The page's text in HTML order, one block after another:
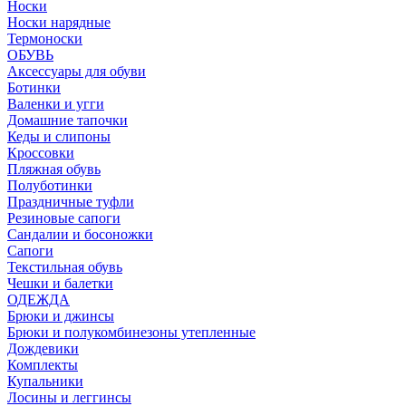
Носки
Носки нарядные
Термоноски
ОБУВЬ
Аксессуары для обуви
Ботинки
Валенки и угги
Домашние тапочки
Кеды и слипоны
Кроссовки
Пляжная обувь
Полуботинки
Праздничные туфли
Резиновые сапоги
Сандалии и босоножки
Сапоги
Текстильная обувь
Чешки и балетки
ОДЕЖДА
Брюки и джинсы
Брюки и полукомбинезоны утепленные
Дождевики
Комплекты
Купальники
Лосины и леггинсы